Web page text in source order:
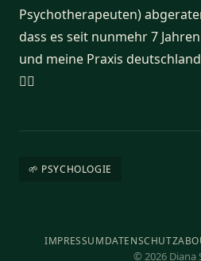
Psychotherapeuten)
dass es seit nunmehr 7
und meine Praxis
🤷‍♀️
🌱 PSYCHOLOGIE
IMPRESSUMDATENSCHUTZ
© 2026 Diana